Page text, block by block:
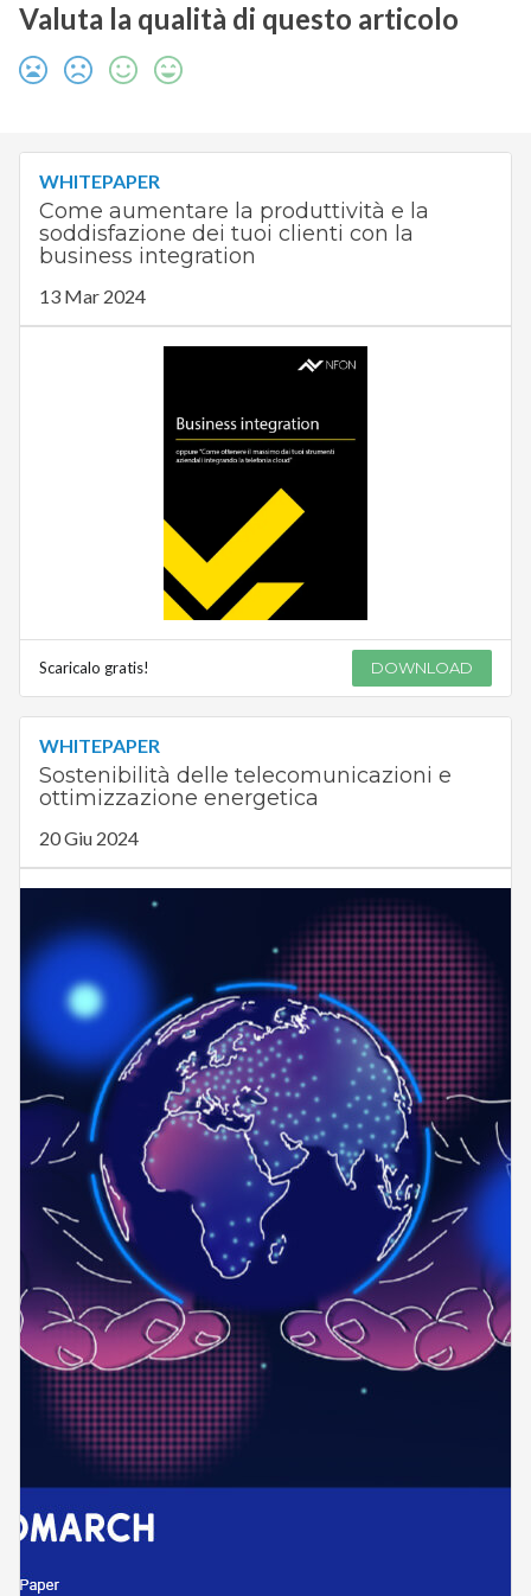
Valuta la qualità di questo articolo
WHITEPAPER
Come aumentare la produttività e la
soddisfazione dei tuoi clienti con la
business integration
13 Mar 2024
Scaricalo gratis! DOWNLOAD
WHITEPAPER
Sostenibilità delle telecomunicazioni e
ottimizzazione energetica
20 Giu 2024